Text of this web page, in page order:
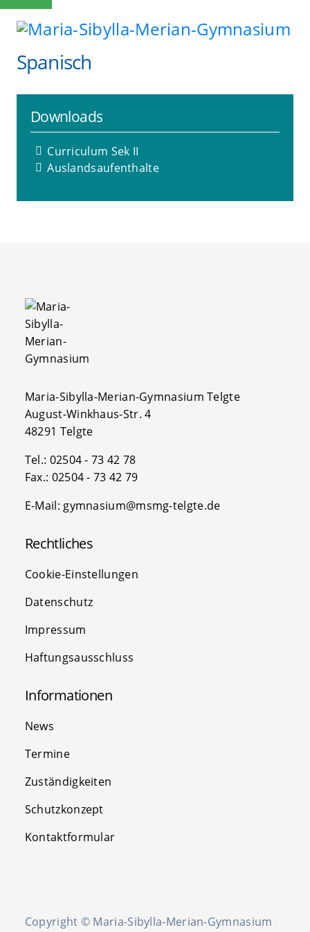
Spanisch
Downloads
Curriculum Sek II
Auslandsaufenthalte
Maria-Sibylla-Merian-Gymnasium Telgte
August-Winkhaus-Str. 4
48291 Telgte
Tel.: 02504 - 73 42 78
Fax.: 02504 - 73 42 79
E-Mail: gymnasium@msmg-telgte.de
Rechtliches
Cookie-Einstellungen
Datenschutz
Impressum
Haftungsausschluss
Informationen
News
Termine
Zuständigkeiten
Schutzkonzept
Kontaktformular
Copyright © Maria-Sibylla-Merian-Gymnasium